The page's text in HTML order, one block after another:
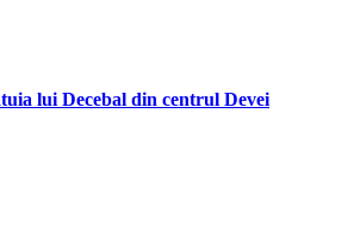
lui Decebal din centrul Devei